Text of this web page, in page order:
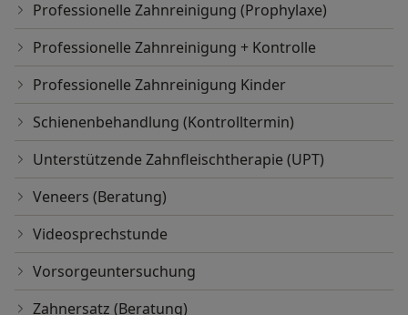
Professionelle Zahnreinigung (Prophylaxe)
Professionelle Zahnreinigung + Kontrolle
Professionelle Zahnreinigung Kinder
Schienenbehandlung (Kontrolltermin)
Unterstützende Zahnfleischtherapie (UPT)
Veneers (Beratung)
Videosprechstunde
Vorsorgeuntersuchung
Zahnersatz (Beratung)